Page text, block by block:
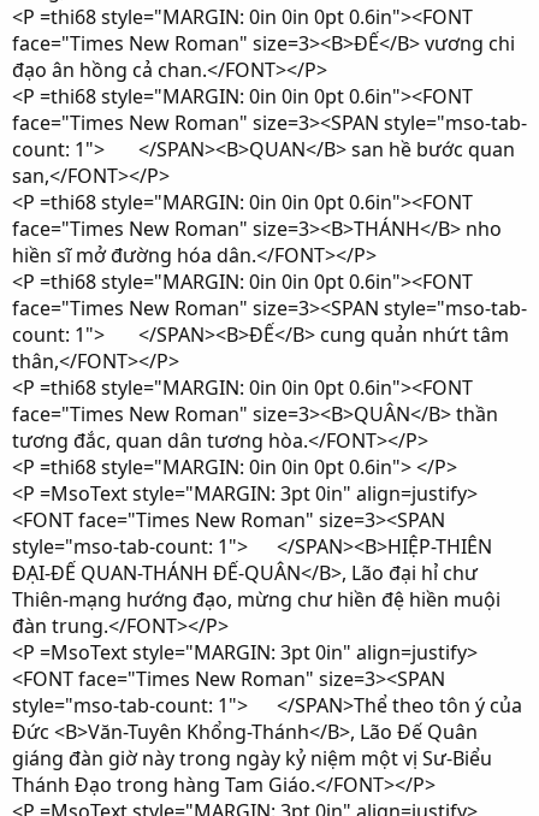
<P =thi68 style="MARGIN: 0in 0in 0pt 0.6in"><FONT
face="Times New Roman" size=3><B>ĐẾ</B> vương chi
đạo ân hồng cả chan.</FONT></P>
<P =thi68 style="MARGIN: 0in 0in 0pt 0.6in"><FONT
face="Times New Roman" size=3><SPAN style="mso-tab-
count: 1"> </SPAN><B>QUAN</B> san hề bước quan
san,</FONT></P>
<P =thi68 style="MARGIN: 0in 0in 0pt 0.6in"><FONT
face="Times New Roman" size=3><B>THÁNH</B> nho
hiền sĩ mở đường hóa dân.</FONT></P>
<P =thi68 style="MARGIN: 0in 0in 0pt 0.6in"><FONT
face="Times New Roman" size=3><SPAN style="mso-tab-
count: 1"> </SPAN><B>ĐẾ</B> cung quản nhứt tâm
thân,</FONT></P>
<P =thi68 style="MARGIN: 0in 0in 0pt 0.6in"><FONT
face="Times New Roman" size=3><B>QUÂN</B> thần
tương đắc, quan dân tương hòa.</FONT></P>
<P =thi68 style="MARGIN: 0in 0in 0pt 0.6in"> </P>
<P =MsoText style="MARGIN: 3pt 0in" align=justify>
<FONT face="Times New Roman" size=3><SPAN
style="mso-tab-count: 1"> </SPAN><B>HIỆP-THIÊN
ĐẠI-ĐẾ QUAN-THÁNH ĐẾ-QUÂN</B>, Lão đại hỉ chư
Thiên-mạng hướng đạo, mừng chư hiền đệ hiền muội
đàn trung.</FONT></P>
<P =MsoText style="MARGIN: 3pt 0in" align=justify>
<FONT face="Times New Roman" size=3><SPAN
style="mso-tab-count: 1"> </SPAN>Thể theo tôn ý của
Đức <B>Văn-Tuyên Khổng-Thánh</B>, Lão Đế Quân
giáng đàn giờ này trong ngày kỷ niệm một vị Sư-Biểu
Thánh Đạo trong hàng Tam Giáo.</FONT></P>